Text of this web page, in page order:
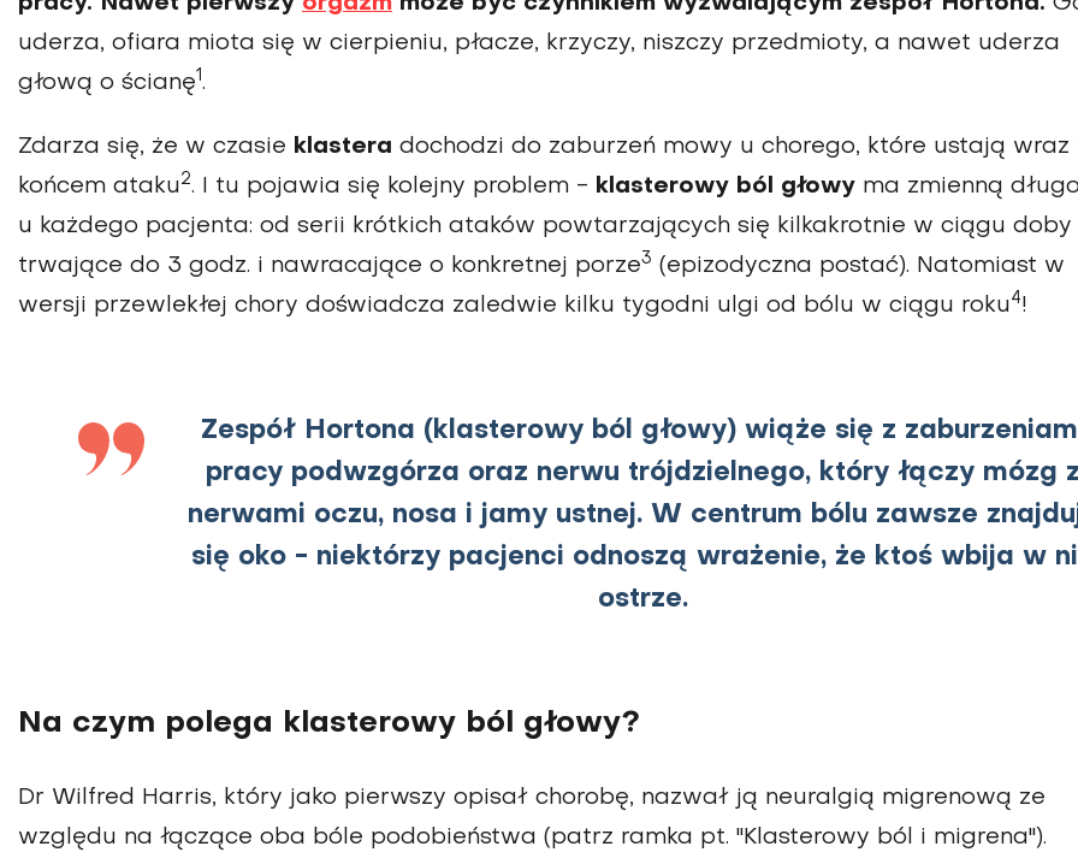
uderza, ofiara miota się w cierpieniu, płacze, krzyczy, niszczy przedmioty, a nawet uderza
głową o ścianę1.
Zdarza się, że w czasie klastera dochodzi do zaburzeń mowy u chorego, które ustają wraz
końcem ataku2. I tu pojawia się kolejny problem - klasterowy ból głowy ma zmienną
u każdego pacjenta: od serii krótkich ataków powtarzających się kilkakrotnie w ciągu doby
trwające do 3 godz. i nawracające o konkretnej porze3 (epizodyczna postać). Natomiast w
wersji przewlekłej chory doświadcza zaledwie kilku tygodni ulgi od bólu w ciągu roku4!
Zespół Hortona (klasterowy ból głowy) wiąże się z
pracy podwzgórza oraz nerwu trójdzielnego, który łączy mózg z
nerwami oczu, nosa i jamy ustnej. W centrum bólu zawsze
się oko - niektórzy pacjenci odnoszą wrażenie, że ktoś wbija w
ostrze.
Na czym polega klasterowy ból głowy?
Dr Wilfred Harris, który jako pierwszy opisał chorobę, nazwał ją neuralgią migrenową ze
względu na łączące oba bóle podobieństwa (patrz ramka pt. "Klasterowy ból i migrena").